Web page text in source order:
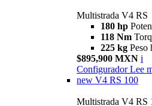
Multistrada V4 RS
180 hp
118 Nm
225 kg Peso
$895,900 MXN i
Configurador Lee
new V4 RS 100
Multistrada V4 RS